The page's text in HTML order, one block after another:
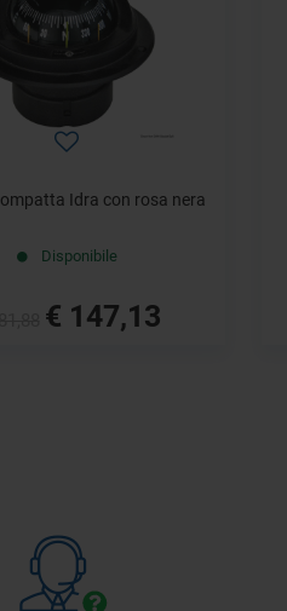
Idra con rosa nera
Disponibile
€ 147,13